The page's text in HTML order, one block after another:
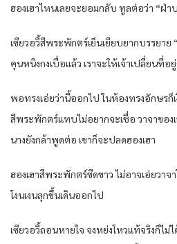
ฮองเฮาไหนเลยจะยอมกลับ ทูลต่อว่า “ฝ่า
เซียวอวี้สีพระพักตร์เย็นเยียบยากบรรยา
คุนหนิงกงเบื่อแล้ว เราจะให้เจ้าเปลี่ยนที่อ
พอทรงเอ่ยว่านี้ออกไป ในห้องทรงอักษรก็เ
สีพระพักตร์แทบไม่อยากจะเชื่อ วาจาขอ
นางยังกล้าพูดต่อ เขาก็จะปลดฮองเฮา
ฮองเฮาสีพระพักตร์ซีดขาว ไม่อาจเอ่ยวาจ
โงนเงนลุกขึ้นเดินออกไป
เซียวอวี้ถอนหายใจ จงหย่งโหวแท้จริงก็ไม่